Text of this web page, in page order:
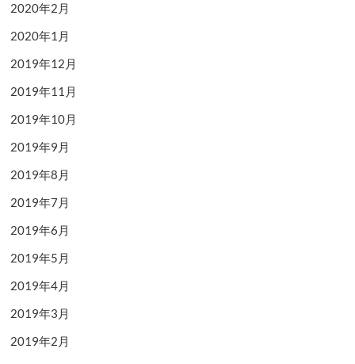
2020年2月
2020年1月
2019年12月
2019年11月
2019年10月
2019年9月
2019年8月
2019年7月
2019年6月
2019年5月
2019年4月
2019年3月
2019年2月